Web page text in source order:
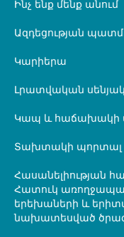
Ինչ ենք մենք անում
Ազդեցության
Կարիերա
Լրատվական սենյակ
Կապ և հաճախակի
Տախտակի պորտալ
Հասանելիության
Հատուկ
երեխաների և
նախատեսված